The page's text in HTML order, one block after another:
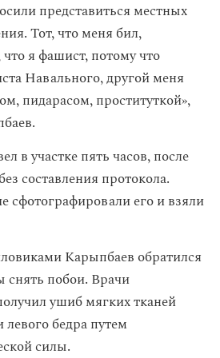
представиться местных
Тот, что меня бил,
я фашист, потому что
Навального, другой меня
пидарасом, проституткой»,
в участке пять часов, после
составления протокола.
сфотографировали его и взяли
Карыпбаев обратился
снять побои. Врачи
ушиб мягких тканей
бедра путем
силы.